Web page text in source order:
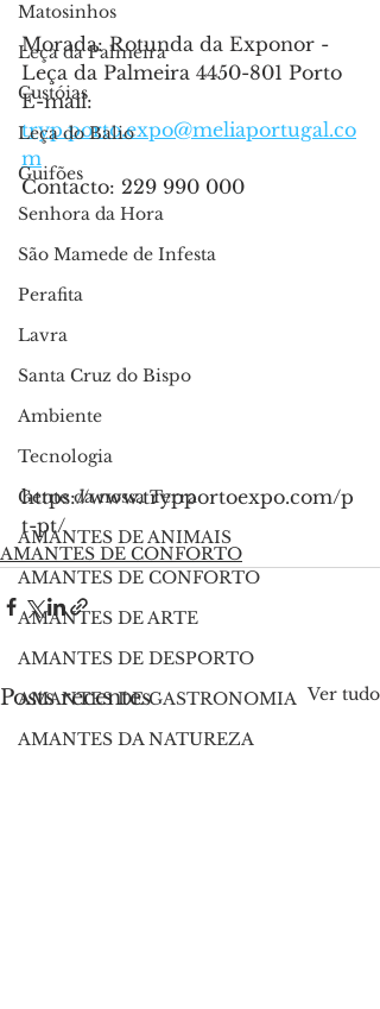
Matosinhos
Leça da Palmeira
Custóias
Leça do Balio
Guifões
Senhora da Hora
São Mamede de Infesta
Perafita
Lavra
Santa Cruz do Bispo
Ambiente
Tecnologia
Gente da nossa Terra
AMANTES DE ANIMAIS
AMANTES DE CONFORTO
AMANTES DE ARTE
AMANTES DE DESPORTO
AMANTES DE GASTRONOMIA
AMANTES DA NATUREZA
Morada: Rotunda da Exponor -
Leça da Palmeira 4450-801 Porto
E-mail:
tryp.porto.expo@meliaportugal.co
m
Contacto: 229 990 000
https://www.trypportoexpo.com/p
t-pt/
AMANTES DE CONFORTO
Posts recentes Ver tudo